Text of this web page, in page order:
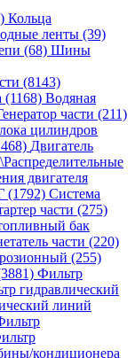
Кольца
ленты (39)
(68) Шины
(8143)
(1168) Водяная
части (211)
цилиндров
Двигатель
двигателя
(1792) Система
части (275)
бак
части (220)
(255)
Фильтр
гидравлический
линий
кондиционера